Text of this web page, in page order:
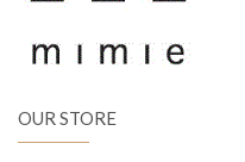
OUR STORE